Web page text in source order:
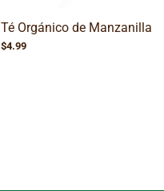
Té Orgánico de Manzanilla
$4.99